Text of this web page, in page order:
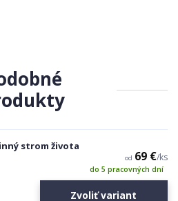
strom života
od 69 €/ks
do 5 pracovných dní
Zvoliť variant